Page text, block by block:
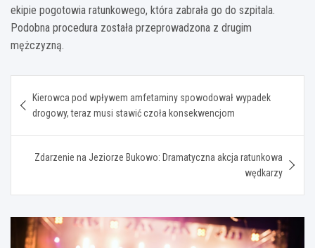
ekipie pogotowia ratunkowego, która zabrała go do szpitala.
Podobna procedura została przeprowadzona z drugim
mężczyzną.
wpisu
Kierowca pod wpływem amfetaminy spowodował wypadek
drogowy, teraz musi stawić czoła konsekwencjom
Zdarzenie na Jeziorze Bukowo: Dramatyczna akcja ratunkowa
wędkarzy